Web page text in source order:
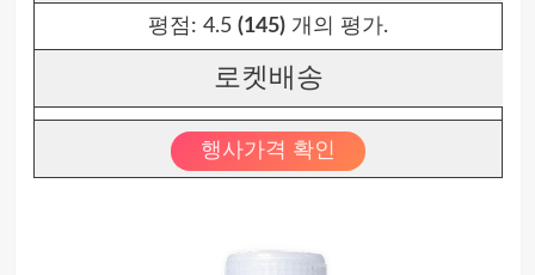
평점: 4.5 (145)개의 평가.
로켓배송
행사가격 확인